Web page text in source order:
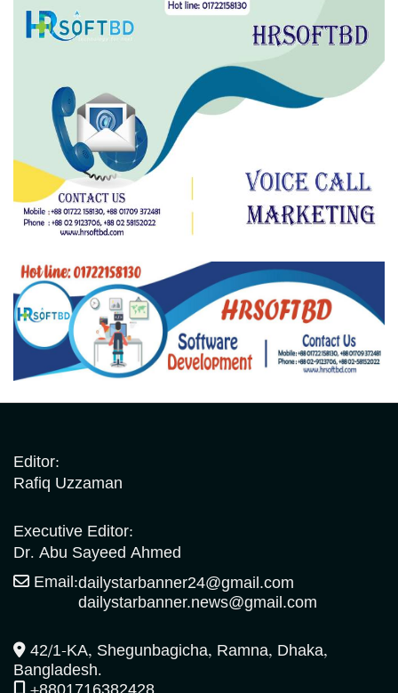
Editor:
Rafiq Uzzaman
Executive Editor:
Dr. Abu Sayeed Ahmed
Email:dailystarbanner24@gmail.com
dailystarbanner.news@gmail.com
42/1-KA, Shegunbagicha, Ramna, Dhaka,
Bangladesh.